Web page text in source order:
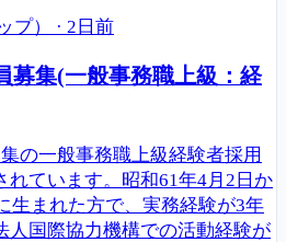
プ） · 2日前
募集(一般事務職上級：経
の一般事務職上級経験者採用
れています。昭和61年4月2日か
生まれた方で、実務経験が3年
人国際協力機構での活動経験が